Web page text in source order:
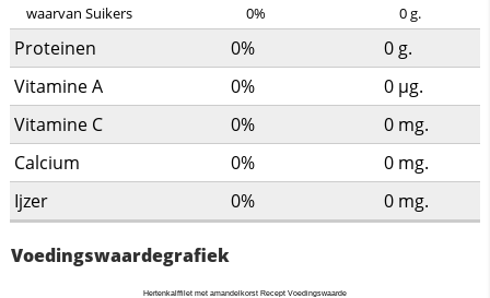
waarvan Suikers
0% 0g.
Proteinen 0% 0 g.
Vitamine A
0% 0 µg.
Vitamine C
0% 0 mg.
Calcium
0% 0 mg.
Ijzer
0% 0 mg.
Voedingswaardegrafiek